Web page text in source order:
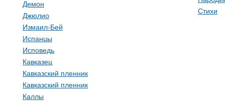
Демон
Джюлио
Измаил-Бей
Испанцы
Исповедь
Кавказец
Кавказский пленник
Кавказский пленник
Каллы
Стихи